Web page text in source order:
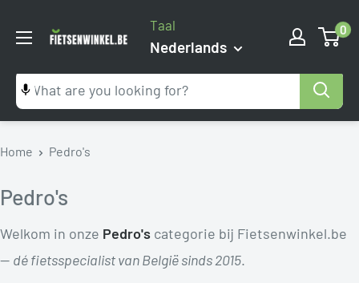
naar
Fietsenwinkel.be
Taal
Nederlands
0
Home Pedro's
Pedro's
Welkom in onze Pedro's categorie bij Fietsenwinkel.be
— dé fietsspecialist van België sinds 2015.